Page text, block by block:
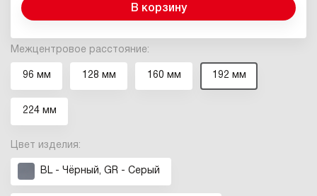
Межцентровое расстояние:
96 мм 128 мм 160 мм 192 мм
224 мм
Цвет изделия:
BL - Чёрный, GR - Серый
В корзину